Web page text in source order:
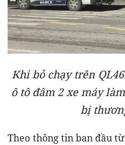
Khi bỏ chạy trên
ô tô đâm 2 xe máy
bị
Theo thông tin ban đầu